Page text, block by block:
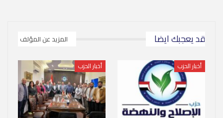
قد يعجبك ايضا المزيد عن المؤلف
أخبار الحزب أخبار الحزب